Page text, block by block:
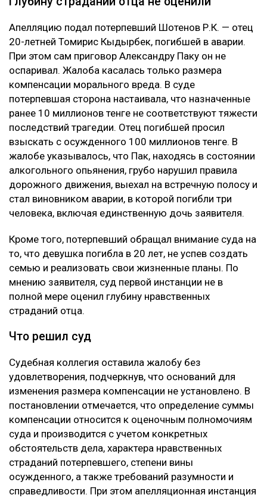
Апелляцию подал потерпевший Шотенов Р.К. — отец
20-летней Томирис Кыдырбек, погибшей в аварии.
При этом сам приговор Александру Паку он не
оспаривал. Жалоба касалась только размера
компенсации морального вреда. В суде
потерпевшая сторона настаивала, что назначенные
ранее 10 миллионов тенге не соответствуют тяжести
последствий трагедии. Отец погибшей просил
взыскать с осужденного 100 миллионов тенге. В
жалобе указывалось, что Пак, находясь в состоянии
алкогольного опьянения, грубо нарушил правила
дорожного движения, выехал на встречную полосу и
стал виновником аварии, в которой погибли три
человека, включая единственную дочь заявителя.
Кроме того, потерпевший обращал внимание суда на
то, что девушка погибла в 20 лет, не успев создать
семью и реализовать свои жизненные планы. По
мнению заявителя, суд первой инстанции не в
полной мере оценил глубину нравственных
страданий отца.
Что решил суд
Судебная коллегия оставила жалобу без
удовлетворения, подчеркнув, что оснований для
изменения размера компенсации не установлено. В
постановлении отмечается, что определение суммы
компенсации относится к оценочным полномочиям
суда и производится с учетом конкретных
обстоятельств дела, характера нравственных
страданий потерпевшего, степени вины
осужденного, а также требований разумности и
справедливости. При этом апелляционная инстанция